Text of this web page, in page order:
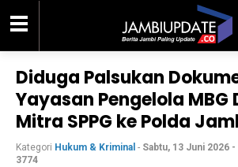
Diduga Palsukan
Yayasan Pengelola MBG
Mitra SPPG ke Polda
Kategori Hukum & Kriminal - Sabtu, 13 Juni 2026 -
3774